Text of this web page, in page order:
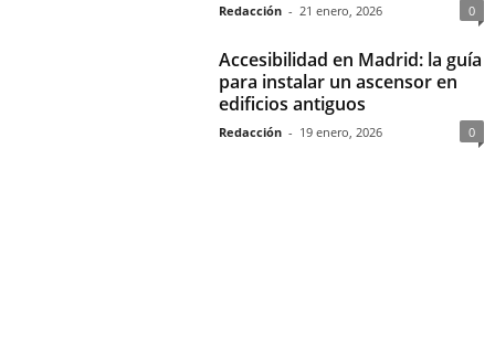
Redacción - 21 enero, 2026 0
Accesibilidad en Madrid: la guía
para instalar un ascensor en
edificios antiguos
Redacción - 19 enero, 2026 0